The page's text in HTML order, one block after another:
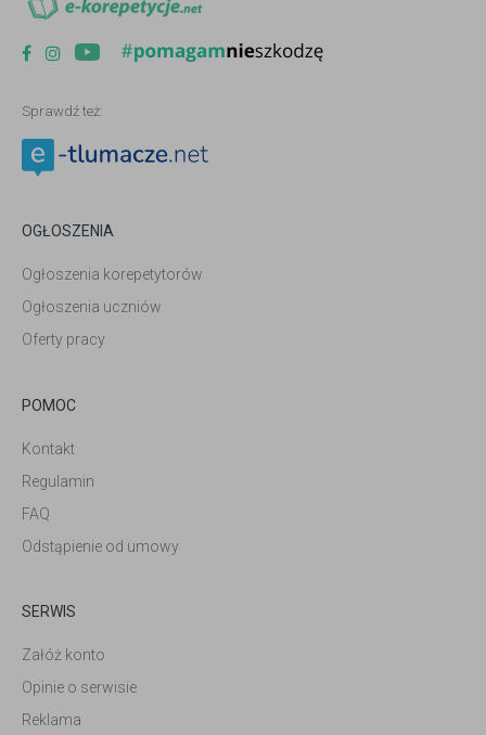
Sprawdź też:
OGŁOSZENIA
Ogłoszenia korepetytorów
Ogłoszenia uczniów
Oferty pracy
POMOC
Kontakt
Regulamin
FAQ
Odstąpienie od umowy
SERWIS
Załóż konto
Opinie o serwisie
Reklama